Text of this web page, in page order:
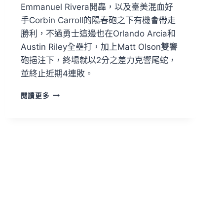
Emmanuel Rivera開轟，以及臺美混血好
手Corbin Carroll的陽春砲之下有機會帶走
勝利，不過勇士這邊也在Orlando Arcia和
Austin Riley全壘打，加上Matt Olson雙響
砲挹注下，終場就以2分之差力克響尾蛇，
並終止近期4連敗。
閱讀更多